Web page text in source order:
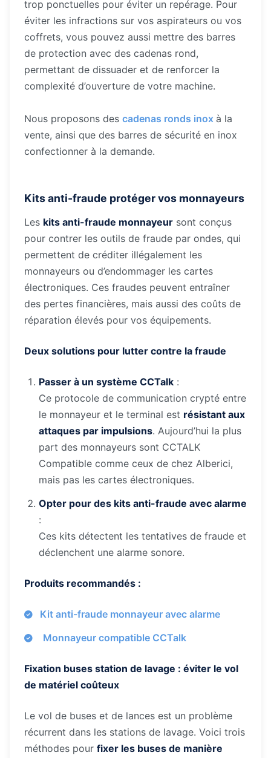
trop ponctuelles pour éviter un repérage. Pour
éviter les infractions sur vos aspirateurs ou vos
coffrets, vous pouvez aussi mettre des barres
de protection avec des cadenas rond,
permettant de dissuader et de renforcer la
complexité d’ouverture de votre machine.
Nous proposons des cadenas ronds inox à la
vente, ainsi que des barres de sécurité en inox
confectionner à la demande.
Kits anti-fraude protéger vos monnayeurs
Les kits anti-fraude monnayeur sont conçus
pour contrer les outils de fraude par ondes, qui
permettent de créditer illégalement les
monnayeurs ou d’endommager les cartes
électroniques. Ces fraudes peuvent entraîner
des pertes financières, mais aussi des coûts de
réparation élevés pour vos équipements.
Deux solutions pour lutter contre la fraude
Passer à un système CCTalk :
Ce protocole de communication crypté entre
le monnayeur et le terminal est résistant aux
attaques par impulsions. Aujourd’hui la plus
part des monnayeurs sont CCTALK
Compatible comme ceux de chez Alberici,
mais pas les cartes électroniques.
Opter pour des kits anti-fraude avec alarme
:
Ces kits détectent les tentatives de fraude et
déclenchent une alarme sonore.
Produits recommandés :
Kit anti-fraude monnayeur avec alarme
Monnayeur compatible CCTalk
Fixation buses station de lavage : éviter le vol
de matériel coûteux
Le vol de buses et de lances est un problème
récurrent dans les stations de lavage. Voici trois
méthodes pour fixer les buses de manière